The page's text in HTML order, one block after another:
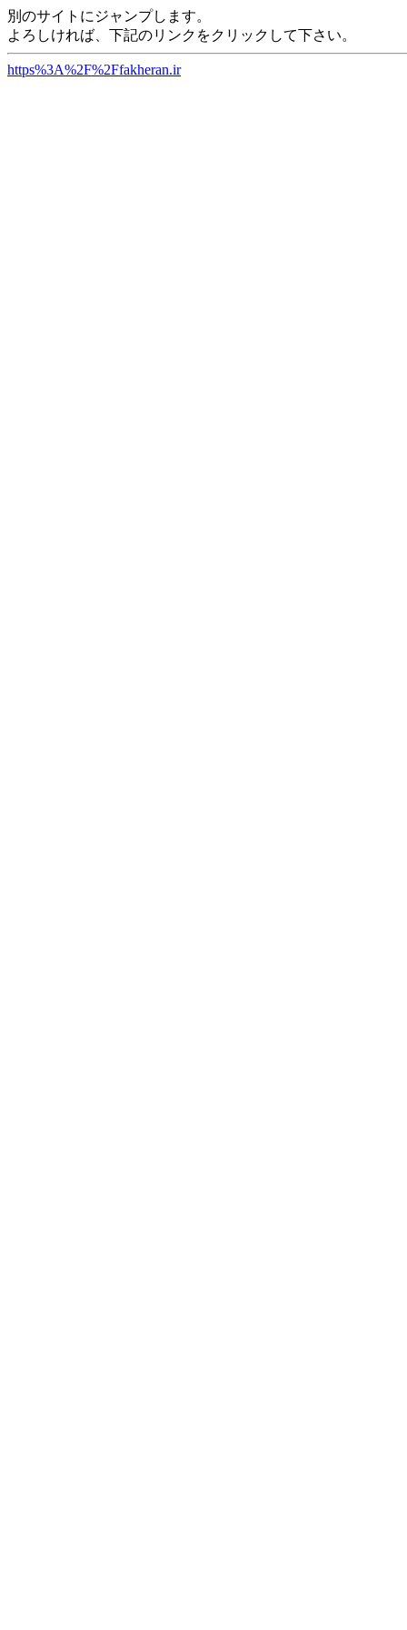
別のサイトにジャンプします。
よろしければ、下記のリンクをクリックして下さい。
https%3A%2F%2Ffakheran.ir